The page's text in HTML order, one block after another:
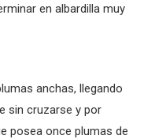
en albardilla muy
anchas, llegando
sin cruzarse y por
posea once plumas de